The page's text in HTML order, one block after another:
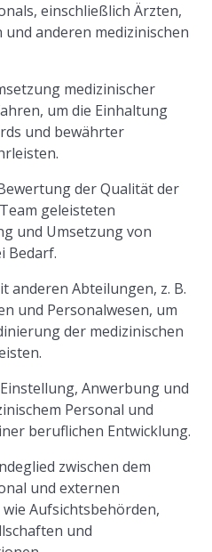
einschließlich Ärzten,
anderen medizinischen
medizinischer
um die Einhaltung
und bewährter
der Qualität der
geleisteten
und Umsetzung von
Bedarf.
anderen Abteilungen, z. B.
und Personalwesen, um
der medizinischen
Anwerbung und
Personal und
beruflichen Entwicklung.
zwischen dem
und externen
Aufsichtsbehörden,
und